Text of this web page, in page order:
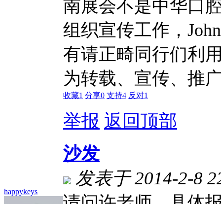
南展会不是中华口
组织宣传工作，
有请正畸同行们利
为转载、宣传、推
收藏1 分享0 支持4 反对1
举报 返回顶部
happykeys
沙发
发表于 2014-2-8